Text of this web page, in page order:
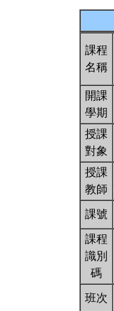
課程
名稱
開課
學期
授課
對象
授課
教師
課號
課程
識別
碼
班次